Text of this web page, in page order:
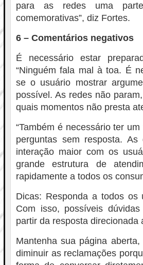
para as redes uma
comemorativas”, diz Fortes.
6 – Comentários negativos
É necessário estar
“Ninguém fala mal à toa. É
se o usuário mostrar
possível. As redes não
quais momentos não presta
“Também é necessário ter
perguntas sem resposta.
interação maior com os
grande estrutura de
rapidamente a todos os
Dicas: Responda a todos os
Com isso, possíveis
partir da resposta direcionada
Mantenha sua página
diminuir as reclamações